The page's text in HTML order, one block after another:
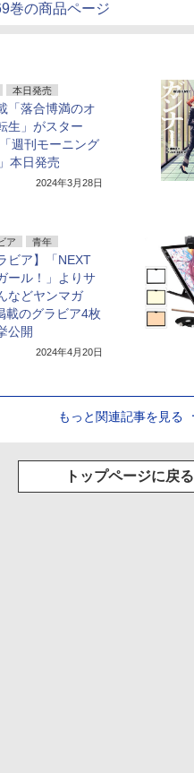
巻の商品ページ
本日発売
「落合博満のオ
生」がスター
週刊モーニング
本日発売
2024年3月28日
ア 青年
ビア】「NEXT
ール！」よりサ
などヤンマガ
載のグラビア4枚
公開
2024年4月20日
もっと関連記事を見る
トップページに戻る